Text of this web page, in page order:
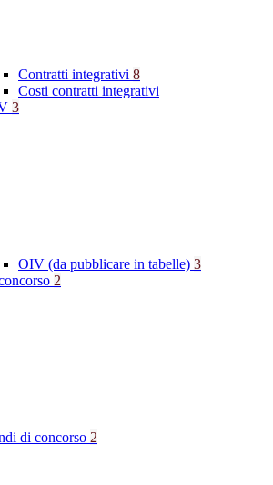
Contratti integrativi 8
Costi contratti integrativi
3
OIV (da pubblicare in tabelle) 3
2
di concorso 2